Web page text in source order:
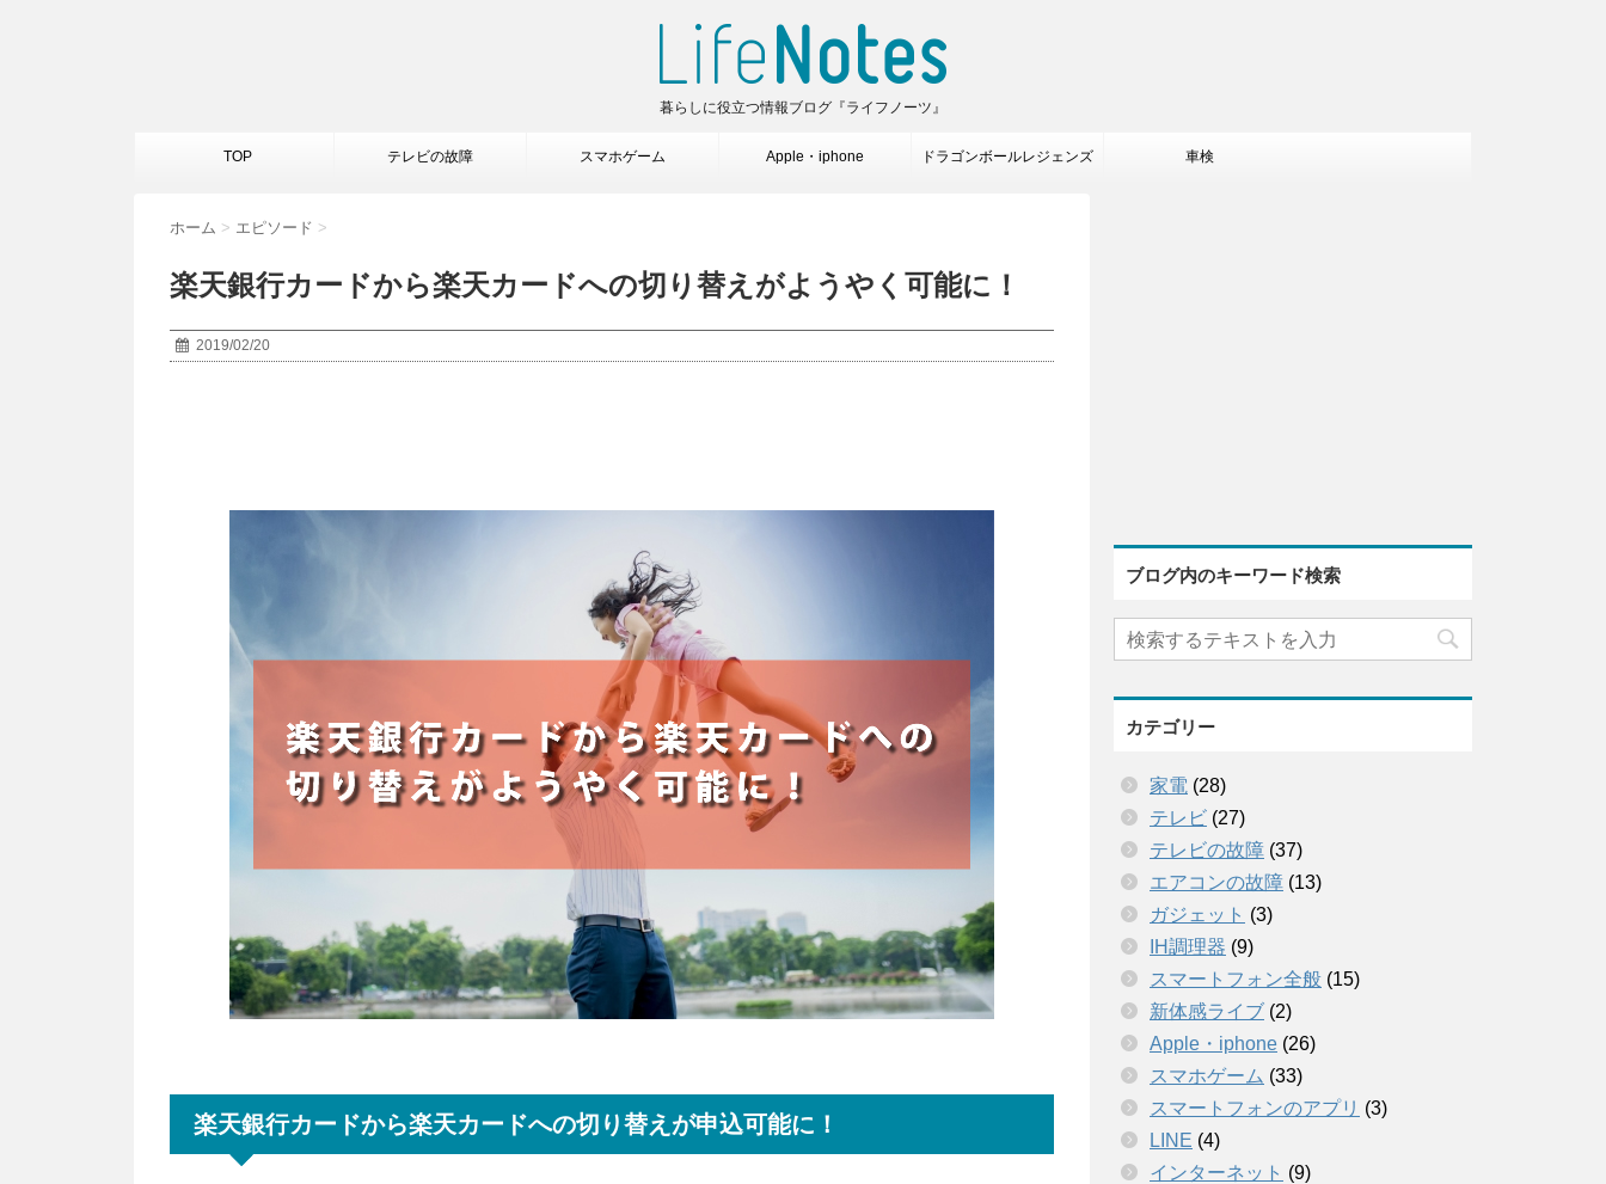
暮らしに役立つ情報ブログ『ライフノーツ』
TOP テレビの故障 スマホゲーム Apple・iphone ドラゴンボールレジェンズ 車検
ホーム > エピソード >
楽天銀行カードから楽天カードへの切り替えがようやく可能に！
2019/02/20
楽天銀行カードから楽天カードへの切り替えが申込可能に！
ブログ内のキーワード検索
カテゴリー
家電 (28)
テレビ (27)
テレビの故障 (37)
エアコンの故障 (13)
ガジェット (3)
IH調理器 (9)
スマートフォン全般 (15)
新体感ライブ (2)
Apple・iphone (26)
スマホゲーム (33)
スマートフォンのアプリ (3)
LINE (4)
インターネット (9)